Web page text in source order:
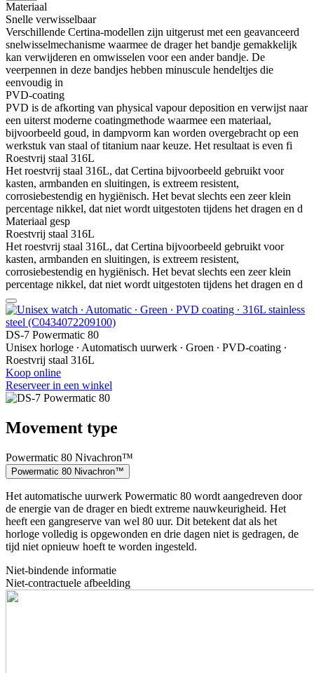
Materiaal
Snelle verwisselbaar
Verschillende Certina-modellen zijn uitgerust met een geavanceerd
snelwisselmechanisme waarmee de drager het bandje gemakkelijk
kan verwijderen en omwisselen voor een ander bandje. De
veerpennen in deze bandjes hebben minuscule hendeltjes die
eenvoudig in
PVD-coating
PVD is de afkorting van physical vapour deposition en verwijst naar
een uiterst moderne coatingmethode waarmee een materiaal,
bijvoorbeeld goud, in dampvorm kan worden overgebracht op een
werkstuk van staal of titanium naar keuze. Het resultaat is even fi
Roestvrij staal 316L
Het roestvrij staal 316L, dat Certina bijvoorbeeld gebruikt voor
kasten, armbanden en sluitingen, is extreem resistent,
corrosiebestendig en hygiënisch. Het bevat slechts een zeer klein
percentage nikkel, dat niet wordt uitgestoten tijdens het dragen en d
Materiaal gesp
Roestvrij staal 316L
Het roestvrij staal 316L, dat Certina bijvoorbeeld gebruikt voor
kasten, armbanden en sluitingen, is extreem resistent,
corrosiebestendig en hygiënisch. Het bevat slechts een zeer klein
percentage nikkel, dat niet wordt uitgestoten tijdens het dragen en d
DS-7 Powermatic 80
Unisex horloge ∙ Automatisch uurwerk ∙ Groen ∙ PVD-coating ∙
Roestvrij staal 316L
Koop online
Reserveer in een winkel
Movement type
Powermatic 80 Nivachron™
Powermatic 80 Nivachron™
Het automatische uurwerk Powermatic 80 wordt aangedreven door
de energie van de drager en biedt extreme nauwkeurigheid. Het
heeft een gangreserve van wel 80 uur. Dit betekent dat als het
horloge volledig is opgewonden en drie dagen niet is gedragen, de
tijd niet opnieuw hoeft te worden ingesteld.
Niet-bindende informatie
Niet-contractuele afbeelding